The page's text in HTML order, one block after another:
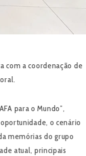
com a coordenação de
para o Mundo”,
o cenário
memórias do grupo
atual, principais